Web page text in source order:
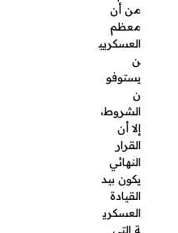
المبكر
التي يجب
على
العسكريي
ن في
السعودية
أن يكونوا
على دراية
بها قبل
التقديم
على طلب
التقاعد.